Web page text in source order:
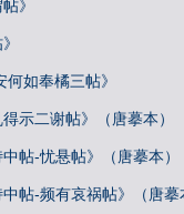
》
如奉橘三帖》
示二谢帖》（唐摹本）
帖-忧悬帖》（唐摹本）
帖-频有哀祸帖》（唐摹